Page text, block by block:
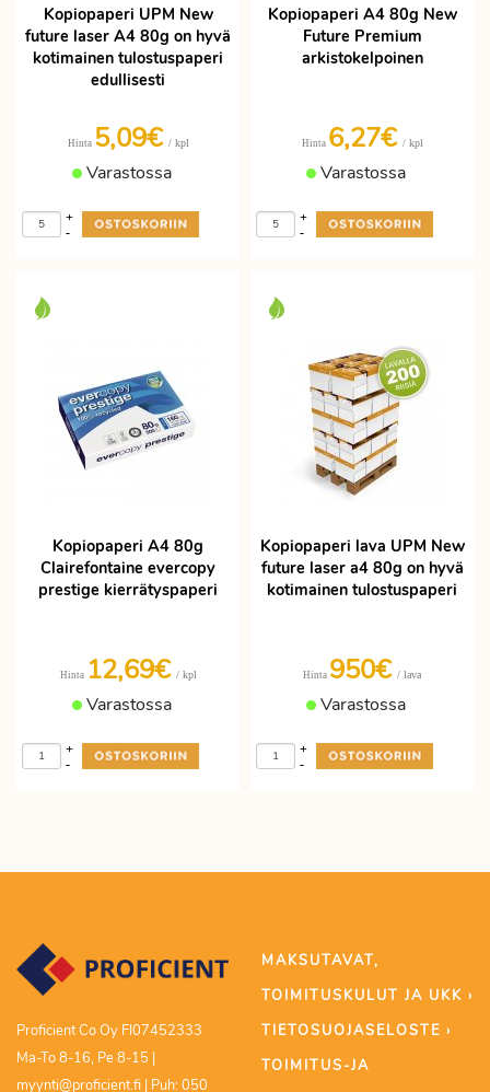
Kopiopaperi UPM New
future laser A4 80g on hyvä
kotimainen tulostuspaperi
edullisesti
Hinta 5,09€ / kpl
Varastossa
-
+
Kopiopaperi A4 80g New
Future Premium
arkistokelpoinen
Hinta 6,27€ / kpl
Varastossa
-
+
Kopiopaperi A4 80g
Clairefontaine evercopy
prestige kierrätyspaperi
Hinta 12,69€ / kpl
Varastossa
-
+
Kopiopaperi lava UPM New
future laser a4 80g on hyvä
kotimainen tulostuspaperi
Hinta 950€ / lava
Varastossa
-
+
Proficient Co Oy FI07452333
Ma-To 8-16, Pe 8-15 |
myynti@proficient.fi | Puh: 050
MAKSUTAVAT,
TOIMITUSKULUT JA UKK ›
TIETOSUOJASELOSTE ›
TOIMITUS-JA